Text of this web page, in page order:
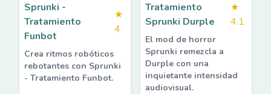
Sprunki -
Tratamiento
Funbot
★
4
Crea ritmos robóticos
rebotantes con Sprunki
- Tratamiento Funbot.
Tratamiento
Sprunki Durple
★
4.1
El mod de horror
Sprunki remezcla a
Durple con una
inquietante intensidad
audiovisual.